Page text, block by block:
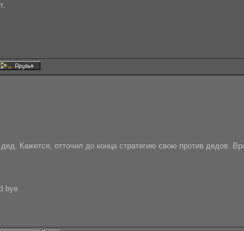
Кажется, отточил до конца стратегию свою против дедов.
bye